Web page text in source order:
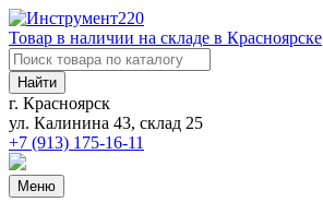
Товар в наличии на складе в Красноярске
Найти
г. Красноярск
ул. Калинина 43, склад 25
+7 (913) 175-16-11
Меню